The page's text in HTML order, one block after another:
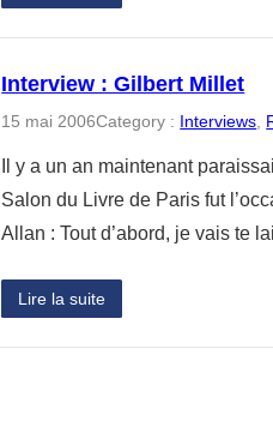
Interview : Gilbert Millet
15 mai 2006Category : Interviews
Il y a un an maintenant
Salon du Livre de Paris fut
Allan : Tout d’abord, je vais te
Lire la suite